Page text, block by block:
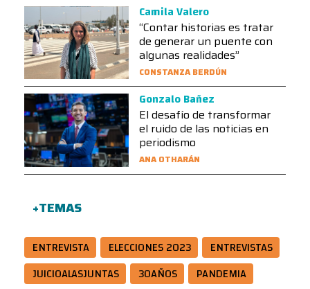
Camila Valero
“Contar historias es tratar
de generar un puente con
algunas realidades”
CONSTANZA BERDÚN
Gonzalo Bañez
El desafío de transformar
el ruido de las noticias en
periodismo
ANA OTHARÁN
+TEMAS
ENTREVISTA ELECCIONES 2023
ENTREVISTAS
JUICIOALASJUNTAS
30AÑOS
PANDEMIA